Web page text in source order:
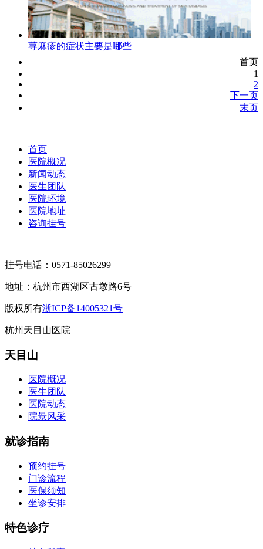
荨麻疹的症状主要是哪些
首页
1
2
下一页
末页
首页
医院概况
新闻动态
医生团队
医院环境
医院地址
咨询挂号
挂号电话： 0571-85026299
地址：杭州市西湖区古墩路6号
版权所有浙ICP备14005321号
杭州天目山医院
天目山
医院概况
医生团队
医院动态
院景风采
就诊指南
预约挂号
门诊流程
医保须知
坐诊安排
特色诊疗